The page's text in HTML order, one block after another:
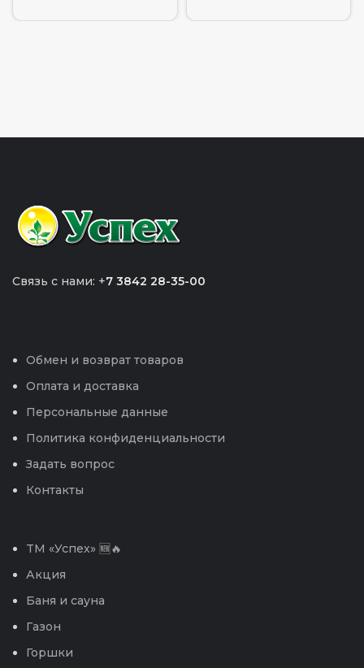
Связь с нами: +7 3842 28-35-00
Обмен и возврат товаров
Оплата и доставка
Персональные данные
Политика конфиденциальности
Задать вопрос
Контакты
TM «Успех» 🆕🔥
Акция
Баня и сауна
Газон
Горшки